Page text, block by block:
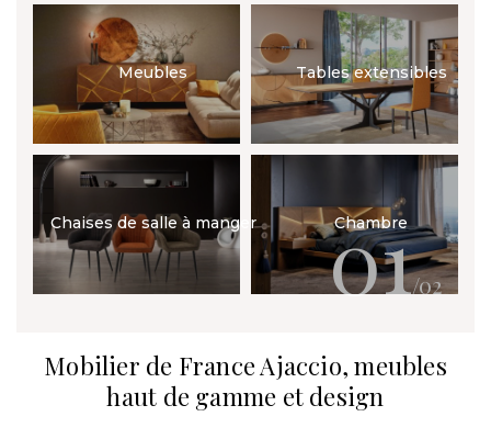
Meubles Tables extensibles
Chaises de salle à manger Chambre
Mobilier de France Ajaccio, meubles
haut de gamme et design
01/02